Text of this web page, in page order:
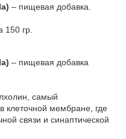
– пищевая добавка.
150 гр.
– пищевая добавка
самый
клеточной мембране, где
связи и синаптической